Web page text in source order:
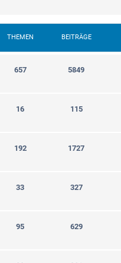
THEMEN BEITRÄGE
657 5849
16 115
192 1727
33 327
95 629